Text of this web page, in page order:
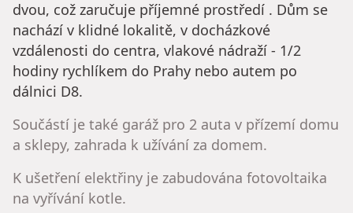
dvou, což zaručuje příjemné prostředí . Dům se
nachází v klidné lokalitě, v docházkové
vzdálenosti do centra, vlakové nádraží - 1/2
hodiny rychlíkem do Prahy nebo autem po
dálnici D8.
Součástí je také garáž pro 2 auta v přízemí domu
a sklepy, zahrada k užívání za domem.
K ušetření elektřiny je zabudována fotovoltaika
na vyřívání kotle.